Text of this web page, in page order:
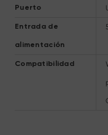
Puerto
Entrada de
alimentación
Compatibilidad